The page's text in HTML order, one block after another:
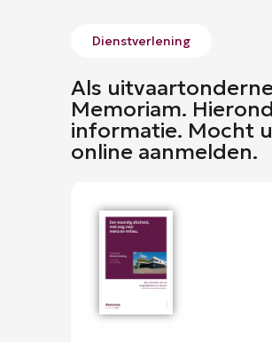
Dienstverlening
Als
Memoriam.
informatie. Mocht
online aanmelden.